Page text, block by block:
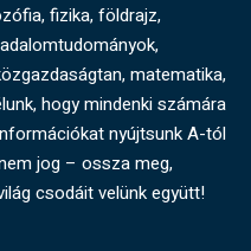
fizika, földrajz,
matematika,
hogy mindenki számára
nyújtsunk A-tól
jog – ossza meg,
csodáit velünk együtt!